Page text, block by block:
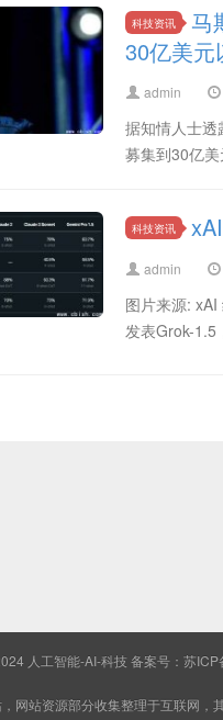
科技资讯
马
30亿美元
admin
据知情人士透
募集到30亿
科技资讯
admin
图片来源:
发表Grok-1.5
人工智能-AI-科技 备案号： 苏ICP
网站资源部分收集整理于互联网，